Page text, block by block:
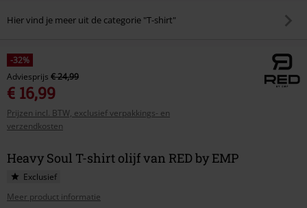
Hier vind je meer uit de categorie "T-shirt"
-32%
Adviesprijs € 24,99
€ 16,99
Prijzen incl. BTW, exclusief verpakkings- en
verzendkosten
Heavy Soul T-shirt olijf van RED by EMP
Exclusief
Meer product informatie